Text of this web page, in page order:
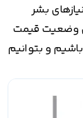
بشر
وضعیت قیمت
و بتوانیم